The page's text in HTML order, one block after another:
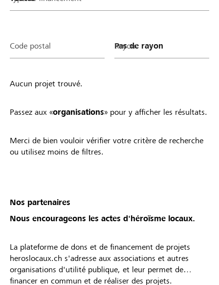
Code postal Rayon
Aucun projet trouvé.
Passez aux «organisations» pour y afficher les résultats.
Merci de bien vouloir vérifier votre critère de recherche
ou utilisez moins de filtres.
Nos partenaires
Nous encourageons les actes d'héroïsme locaux.
La plateforme de dons et de financement de projets
heroslocaux.ch s'adresse aux associations et autres
organisations d'utilité publique, et leur permet de
financer en commun et de réaliser des projets.